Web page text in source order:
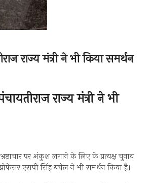
राज्य मंत्री ने भी किया समर्थन
राज्य मंत्री ने भी
पर अंकुश लगाने के लिए के प्रत्यक्ष चुनाव
एसपी सिंह बघेल ने भी समर्थन किया है।